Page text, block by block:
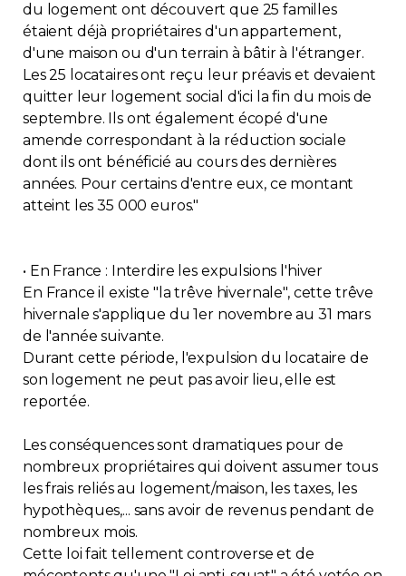
du logement ont découvert que 25 familles
étaient déjà propriétaires d'un appartement,
d'une maison ou d'un terrain à bâtir à l'étranger.
Les 25 locataires ont reçu leur préavis et devaient
quitter leur logement social d'ici la fin du mois de
septembre. Ils ont également écopé d'une
amende correspondant à la réduction sociale
dont ils ont bénéficié au cours des dernières
années. Pour certains d'entre eux, ce montant
atteint les 35 000 euros."
• En France : Interdire les expulsions l'hiver
En France il existe "la trêve hivernale", cette trêve
hivernale s'applique du 1er novembre au 31 mars
de l'année suivante.
Durant cette période, l'expulsion du locataire de
son logement ne peut pas avoir lieu, elle est
reportée.
Les conséquences sont dramatiques pour de
nombreux propriétaires qui doivent assumer tous
les frais reliés au logement/maison, les taxes, les
hypothèques,... sans avoir de revenus pendant de
nombreux mois.
Cette loi fait tellement controverse et de